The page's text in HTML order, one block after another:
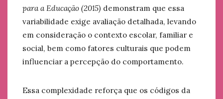
para a Educação (2015) demonstram que essa
variabilidade exige avaliação detalhada, levando
em consideração o contexto escolar, familiar e
social, bem como fatores culturais que podem
influenciar a percepção do comportamento.
Essa complexidade reforça que os códigos da